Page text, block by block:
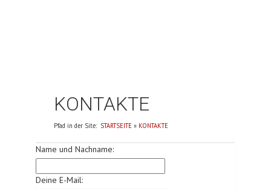
KONTAKTE
Pfad in der Site: STARTSEITE » KONTAKTE
Name und Nachname:
Deine E-Mail: